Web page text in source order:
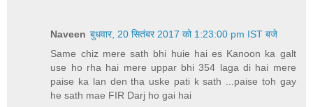
Naveen बुधवार, 20 सितंबर 2017 को 1:23:00 pm IST बजे
Same chiz mere sath bhi huie hai es Kanoon ka galt
use ho rha hai mere uppar bhi 354 laga di hai mere
paise ka lan den tha uske pati k sath ...paise toh gay
he sath mae FIR Darj ho gai hai